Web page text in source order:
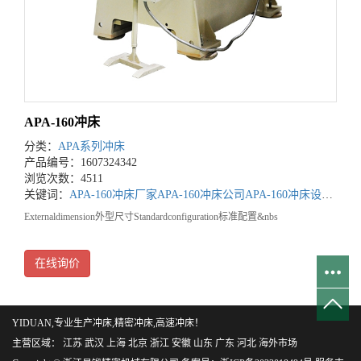
APA-160冲床
分类： APA系列冲床
产品编号：1607324342
浏览次数：4511
关键词： APA-160冲床厂家APA-160冲床公司 APA-160冲床设备厂家
Externaldimension外型尺寸Standardconfiguration标准配置&nbs
在线询价
YIDUAN,专业生产冲床,精密冲床,高速冲床！
主营区域： 江苏 武汉 上海 北京 浙江 安徽 山东 广东 河北 海外市场